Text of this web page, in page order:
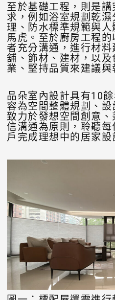
至於基礎工程，則是
求，例如浴室規劃乾
理、防水標準規範與
馬虎。至於廚房工程
者充分溝通，進行材
舖、飾材、建材，以
業、堅持品質來建議與
品朵室內設計具有10
容為空間整體規劃、設
致力於發想空間創意
信溝通為原則，聆聽
戶完成理想中的居家設